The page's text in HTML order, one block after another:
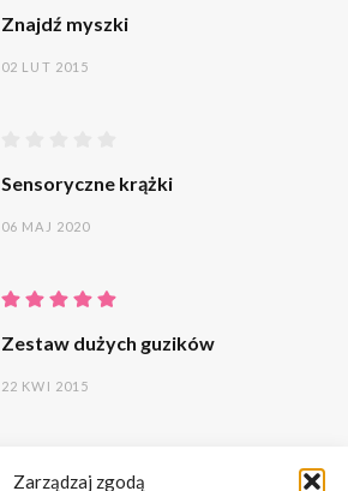
Zarządzaj zgodą
Znajdź myszki
02 LUT 2015
Sensoryczne krążki
06 MAJ 2020
Zestaw dużych guzików
22 KWI 2015